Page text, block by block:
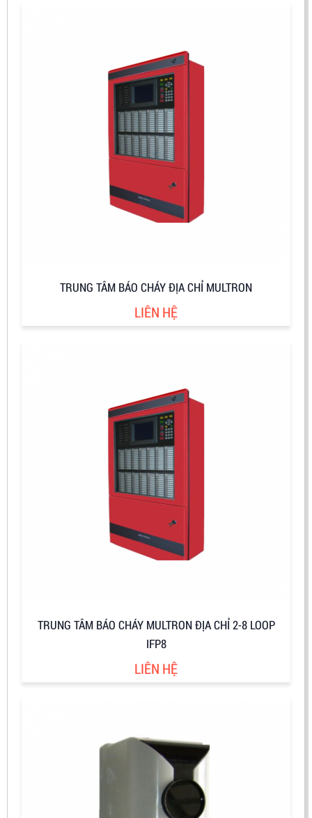
TRUNG TÂM BÁO CHÁY ĐỊA CHỈ MULTRON
LIÊN HỆ
TRUNG TÂM BÁO CHÁY MULTRON ĐỊA CHỈ 2-8 LOOP
IFP8
LIÊN HỆ